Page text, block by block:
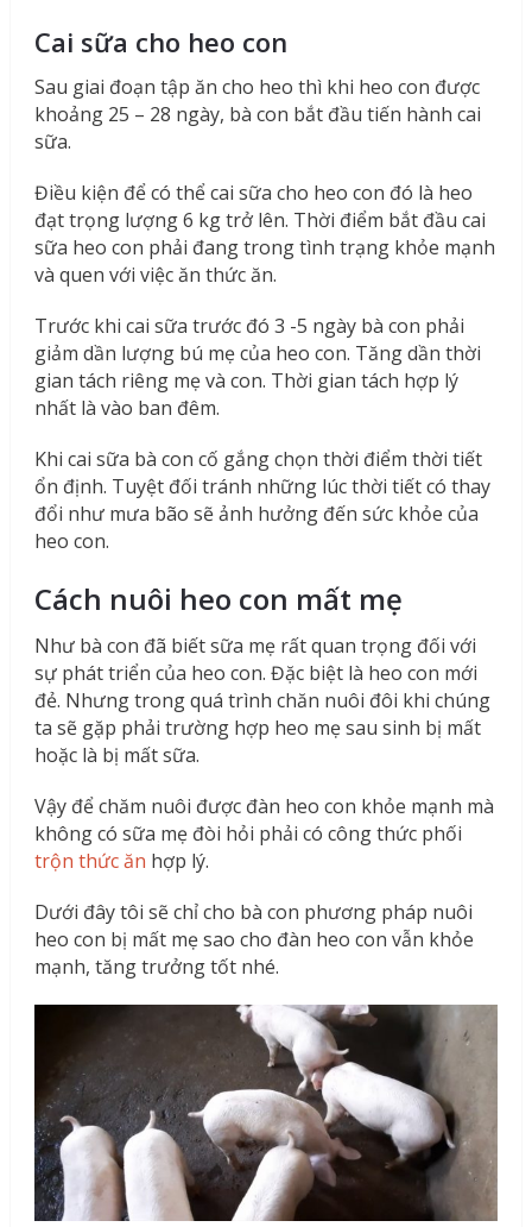
Cai sữa cho heo con
Sau giai đoạn tập ăn cho heo thì khi heo con được
khoảng 25 – 28 ngày, bà con bắt đầu tiến hành cai
sữa.
Điều kiện để có thể cai sữa cho heo con đó là heo
đạt trọng lượng 6 kg trở lên. Thời điểm bắt đầu cai
sữa heo con phải đang trong tình trạng khỏe mạnh
và quen với việc ăn thức ăn.
Trước khi cai sữa trước đó 3 -5 ngày bà con phải
giảm dần lượng bú mẹ của heo con. Tăng dần thời
gian tách riêng mẹ và con. Thời gian tách hợp lý
nhất là vào ban đêm.
Khi cai sữa bà con cố gắng chọn thời điểm thời tiết
ổn định. Tuyệt đối tránh những lúc thời tiết có thay
đổi như mưa bão sẽ ảnh hưởng đến sức khỏe của
heo con.
Cách nuôi heo con mất mẹ
Như bà con đã biết sữa mẹ rất quan trọng đối với
sự phát triển của heo con. Đặc biệt là heo con mới
đẻ. Nhưng trong quá trình chăn nuôi đôi khi chúng
ta sẽ gặp phải trường hợp heo mẹ sau sinh bị mất
hoặc là bị mất sữa.
Vậy để chăm nuôi được đàn heo con khỏe mạnh mà
không có sữa mẹ đòi hỏi phải có công thức phối
trộn thức ăn hợp lý.
Dưới đây tôi sẽ chỉ cho bà con phương pháp nuôi
heo con bị mất mẹ sao cho đàn heo con vẫn khỏe
mạnh, tăng trưởng tốt nhé.